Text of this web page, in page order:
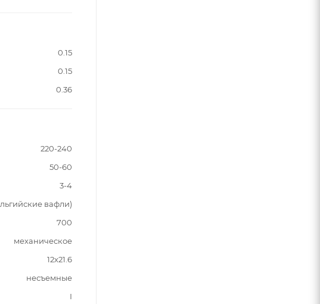
0.15
0.15
0.36
220-240
50-60
3-4
вафли)
700
механическое
12х21.6
несъемные
I